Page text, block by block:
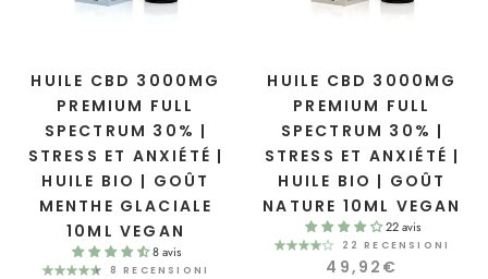
HUILE CBD 3000MG
PREMIUM FULL
SPECTRUM 30% |
STRESS ET ANXIÉTÉ |
HUILE BIO | GOÛT
MENTHE GLACIALE
10ML VEGAN
8 avis
8 RECENSIONI
HUILE CBD 3000MG
PREMIUM FULL
SPECTRUM 30% |
STRESS ET ANXIÉTÉ |
HUILE BIO | GOÛT
NATURE 10ML VEGAN
22 avis
22 RECENSIONI
49,92€